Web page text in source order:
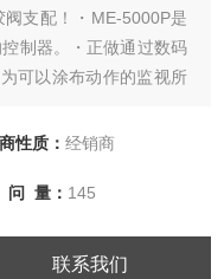
支配！・ME-5000P是
制器。・正做通过数码
可以涂布动作的监视所
专用的数码的控
性质： 经销商
问 量： 145
联系我们